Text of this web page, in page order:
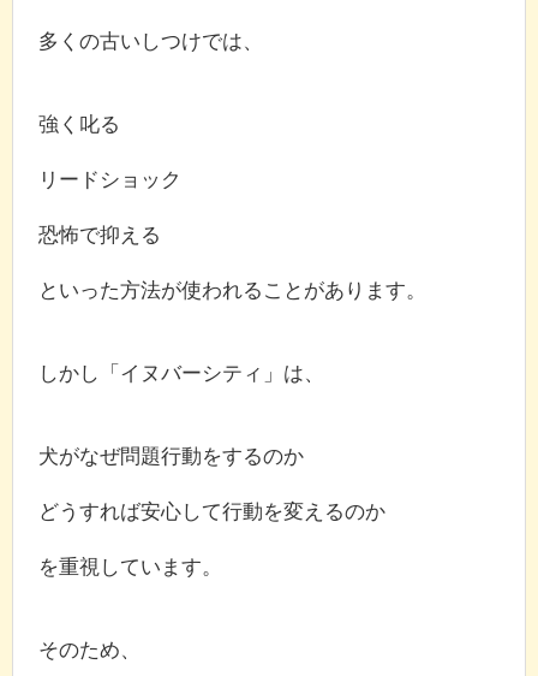
多くの古いしつけでは、
強く叱る
リードショック
恐怖で抑える
といった方法が使われることがあります。
しかし「イヌバーシティ」は、
犬がなぜ問題行動をするのか
どうすれば安心して行動を変えるのか
を重視しています。
そのため、